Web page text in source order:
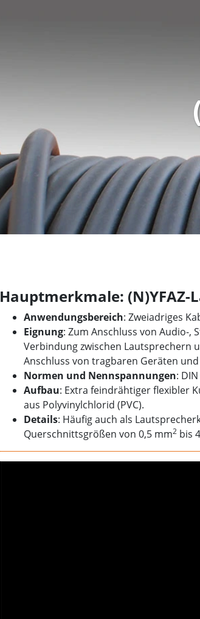
Hauptmerkmale:
Anwendungsbereich: Zweiadriges
Eignung: Zum Anschluss von Audio-,
Verbindung zwischen Lautsprechern
Anschluss von tragbaren Geräten
Normen und Nennspannungen:
Aufbau: Extra feindrähtiger flexibler
aus Polyvinylchlorid (PVC).
Details: Häufig auch als
Querschnittsgrößen von 0,5 mm2 bis